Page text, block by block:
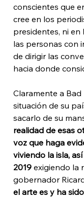
conscientes que
cree en los
presidentes, ni en
las personas con
de dirigir las
hacia donde
Claramente a
situación de su
sacarlo de su
realidad de esas
voz que haga
viviendo la isla,
2019 exigiendo la
gobernador
el arte es y ha